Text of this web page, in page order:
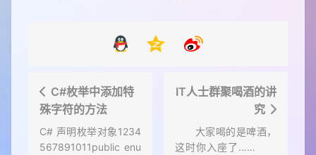
C#枚举中添加特
殊字符的方法
C# 声明枚举对象1234
567891011public enu
IT人士群聚喝酒的讲
究
大家喝的是啤酒，
这时你入座了……